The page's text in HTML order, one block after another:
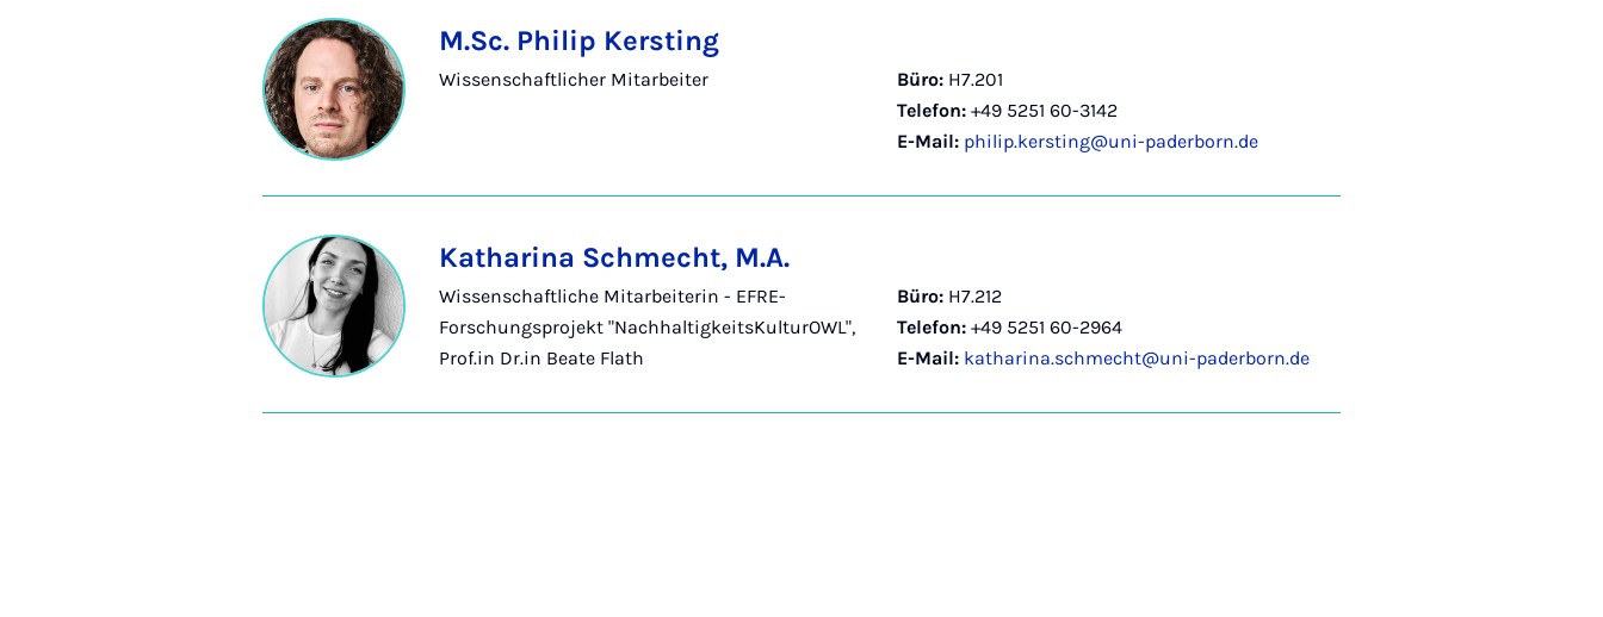
M.Sc. Philip Kersting
Wissenschaftlicher Mitarbeiter Büro: H7.201
Telefon: +49 5251 60-3142
E-Mail: philip.kersting@uni-paderborn.de
Katharina Schmecht, M.A.
Wissenschaftliche Mitarbeiterin - EFRE-
Forschungsprojekt "NachhaltigkeitsKulturOWL",
Prof.in Dr.in Beate Flath
Büro: H7.212
Telefon: +49 5251 60-2964
E-Mail: katharina.schmecht@uni-paderborn.de